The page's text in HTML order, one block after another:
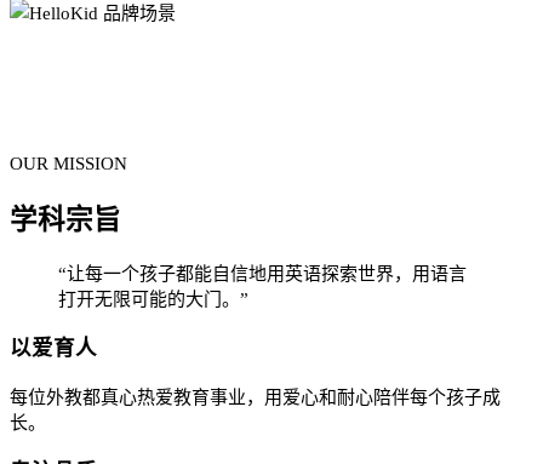
OUR MISSION
学科宗旨
“让每一个孩子都能自信地用英语探索世界，用语言
打开无限可能的大门。”
以爱育人
每位外教都真心热爱教育事业，用爱心和耐心陪伴每个孩子成
长。